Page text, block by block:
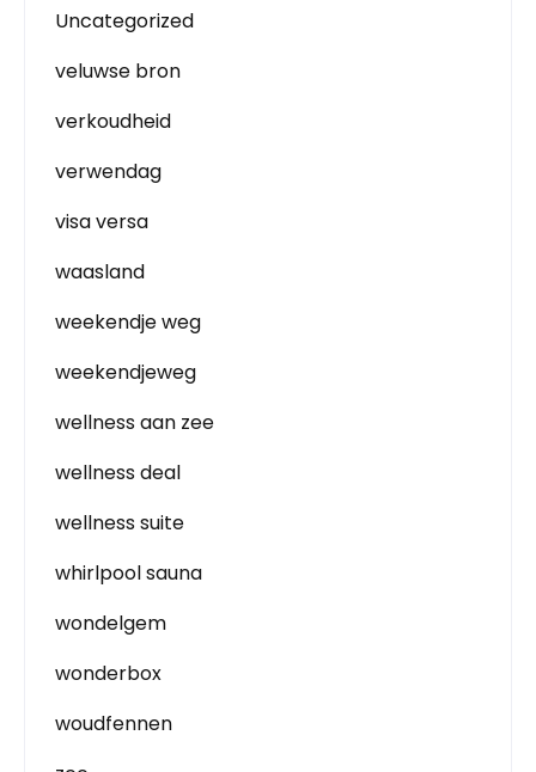
Uncategorized
veluwse bron
verkoudheid
verwendag
visa versa
waasland
weekendje weg
weekendjeweg
wellness aan zee
wellness deal
wellness suite
whirlpool sauna
wondelgem
wonderbox
woudfennen